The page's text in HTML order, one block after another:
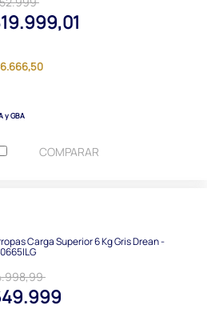
y GBA
COMPARAR
Carga Superior 6 Kg Gris Drean -